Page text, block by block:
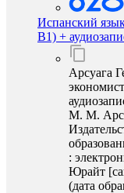
Испанский
B1) +
Арсуага
М. М.
:
Юрайт
(дата